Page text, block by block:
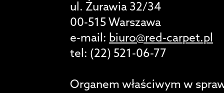
ul. Żurawia 32/34
00-515 Warszawa
e-mail: biuro@red-carpet.pl
tel: (22) 521-06-77
Organem właściwym w